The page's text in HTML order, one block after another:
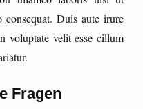
Duis aute irure
voluptate velit esse cillum
Fragen